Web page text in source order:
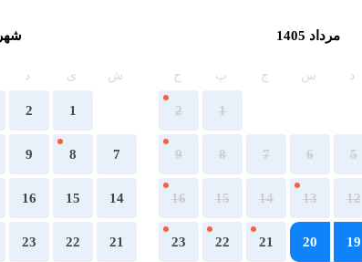
مرداد 1405
د س چ پ ج
1
2
5
6
7
8
9
12
13
14
15
16
19
20
21
22
23
ش ی د
1
2
7
8
9
14
15
16
21
22
23